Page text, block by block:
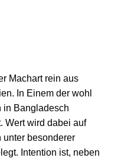
Machart rein aus
In Einem der wohl
in Bangladesch
Wert wird dabei auf
besonderer
Intention ist, neben